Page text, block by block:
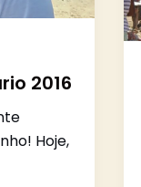
2016
Hoje,